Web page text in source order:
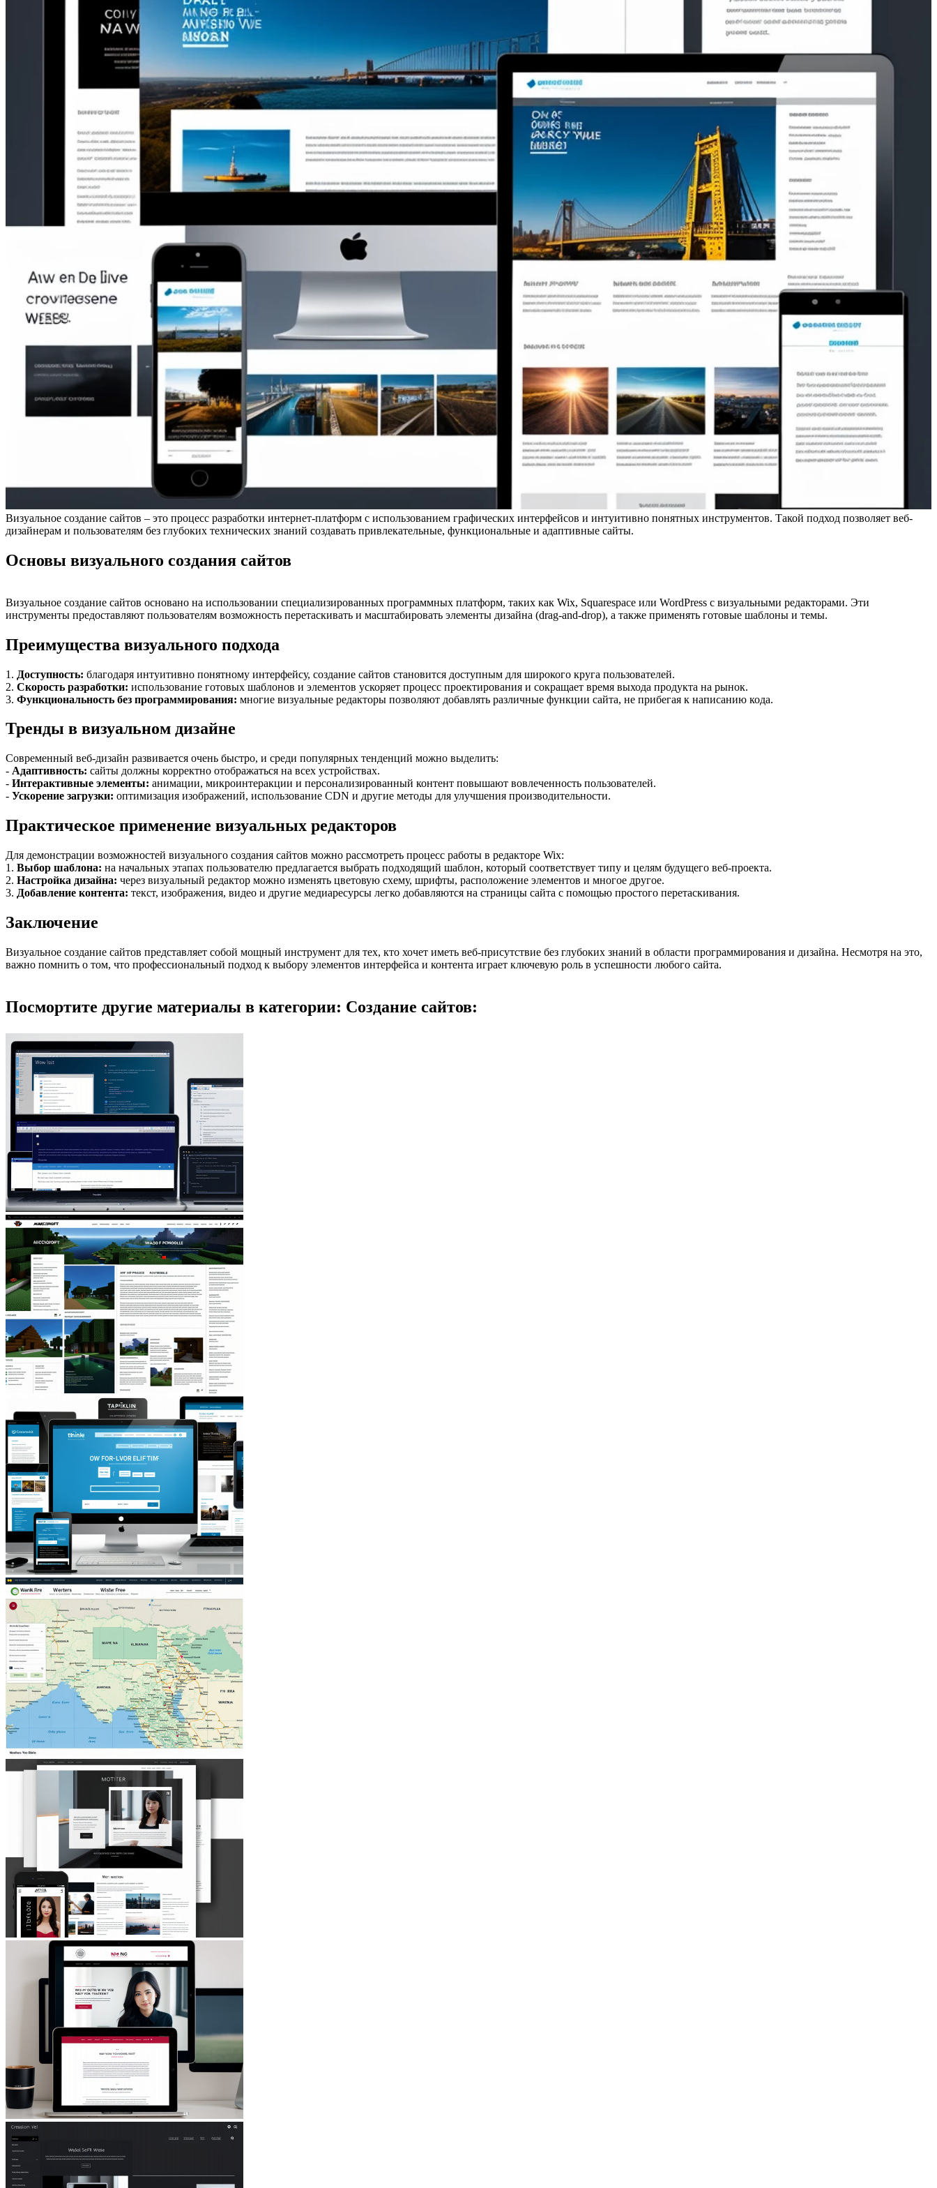
Визуальное создание сайтов – это процесс разработки интернет-платформ с использованием графических интерфейсов и интуитивно понятных инструментов. Такой подход позволяет веб-
дизайнерам и пользователям без глубоких технических знаний создавать привлекательные, функциональные и адаптивные сайты.
Основы визуального создания сайтов
Визуальное создание сайтов основано на использовании специализированных программных платформ, таких как Wix, Squarespace или WordPress с визуальными редакторами. Эти
инструменты предоставляют пользователям возможность перетаскивать и масштабировать элементы дизайна (drag-and-drop), а также применять готовые шаблоны и темы.
Преимущества визуального подхода
1. Доступность: благодаря интуитивно понятному интерфейсу, создание сайтов становится доступным для широкого круга пользователей.
2. Скорость разработки: использование готовых шаблонов и элементов ускоряет процесс проектирования и сокращает время выхода продукта на рынок.
3. Функциональность без программирования: многие визуальные редакторы позволяют добавлять различные функции сайта, не прибегая к написанию кода.
Тренды в визуальном дизайне
Современный веб-дизайн развивается очень быстро, и среди популярных тенденций можно выделить:
- Адаптивность: сайты должны корректно отображаться на всех устройствах.
- Интерактивные элементы: анимации, микроинтеракции и персонализированный контент повышают вовлеченность пользователей.
- Ускорение загрузки: оптимизация изображений, использование CDN и другие методы для улучшения производительности.
Практическое применение визуальных редакторов
Для демонстрации возможностей визуального создания сайтов можно рассмотреть процесс работы в редакторе Wix:
1. Выбор шаблона: на начальных этапах пользователю предлагается выбрать подходящий шаблон, который соответствует типу и целям будущего веб-проекта.
2. Настройка дизайна: через визуальный редактор можно изменять цветовую схему, шрифты, расположение элементов и многое другое.
3. Добавление контента: текст, изображения, видео и другие медиаресурсы легко добавляются на страницы сайта с помощью простого перетаскивания.
Заключение
Визуальное создание сайтов представляет собой мощный инструмент для тех, кто хочет иметь веб-присутствие без глубоких знаний в области программирования и дизайна. Несмотря на это,
важно помнить о том, что профессиональный подход к выбору элементов интерфейса и контента играет ключевую роль в успешности любого сайта.
Посмортите другие материалы в категории: Создание сайтов: